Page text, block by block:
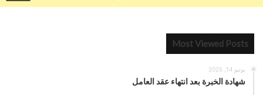
Most Viewed Posts
يونيو 14, 2025
شهادة الخبرة بعد انتهاء عقد العامل